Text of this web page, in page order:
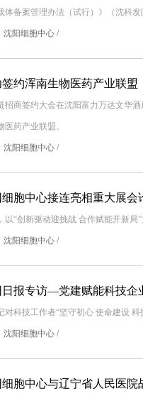
体备案管理办法（试行）》（沈科
阳细胞中心 /
约浑南生物医药产业联盟
招商签约大会在沈阳富力万达文华
药产业联盟。
阳细胞中心 /
细胞中心接连亮相重大展会
以“创新驱动迎挑战 合作赋能开新
阳细胞中心 /
日报专访—党建赋能科技企
对科技工作者“坚守初心 使命建设
阳细胞中心 /
细胞中心与辽宁省人民医